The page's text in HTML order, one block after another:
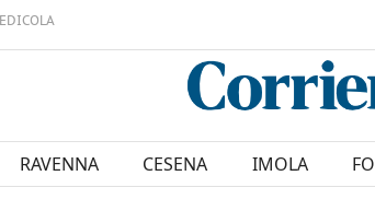
EDICOLA
RAVENNA CESENA IMOLA